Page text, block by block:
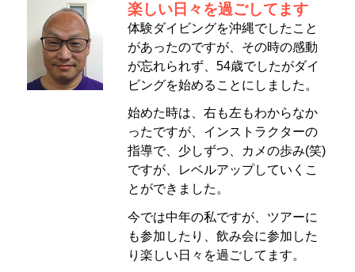
楽しい日々を過ごしてます
体験ダイビングを沖縄でしたこと
があったのですが、その時の感動
が忘れられず、54歳でしたがダイ
ビングを始めることにしました。
始めた時は、右も左もわからなか
ったですが、インストラクターの
指導で、少しずつ、カメの歩み(笑)
ですが、レベルアップしていくこ
とができました。
今では中年の私ですが、ツアーに
も参加したり、飲み会に参加した
り楽しい日々を過ごしてます。